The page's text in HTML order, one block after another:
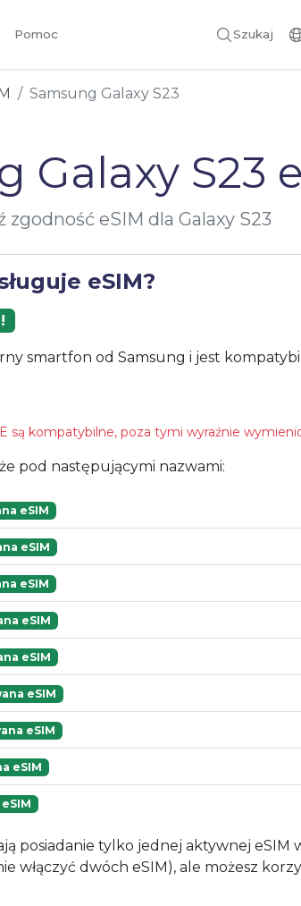
Pomoc Szukaj
Samsung Galaxy S23
Galaxy S23
zgodność eSIM dla Galaxy S23
eSIM?
smartfon od Samsung i jest
są kompatybilne, poza tymi wyraźnie
pod następującymi nazwami:
eSIM
eSIM
eSIM
eSIM
eSIM
eSIM
eSIM
eSIM
posiadanie tylko jednej aktywnej eSIM
włączyć dwóch eSIM), ale możesz